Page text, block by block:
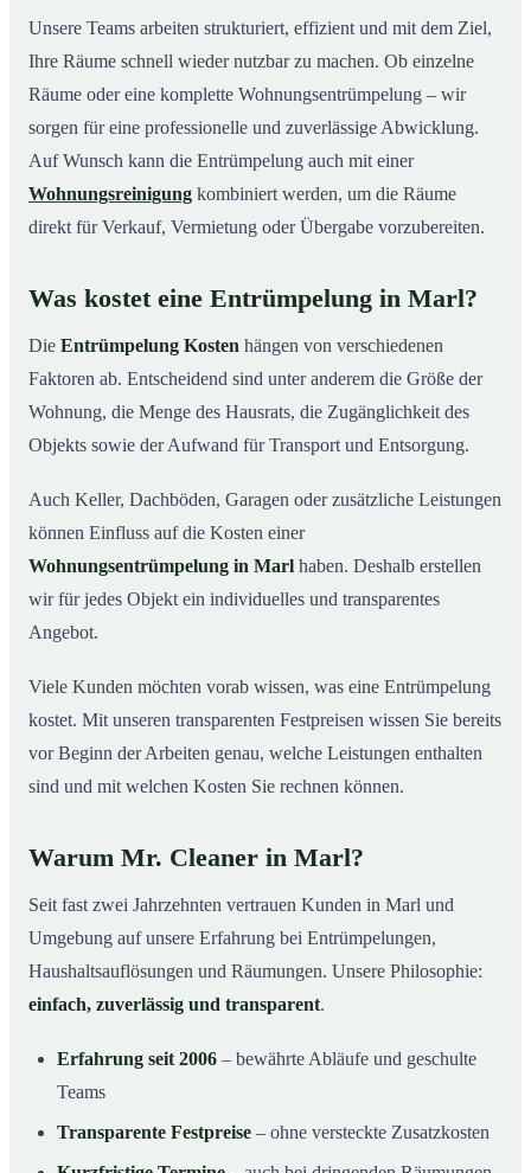
Unsere Teams arbeiten strukturiert, effizient und mit dem Ziel,
Ihre Räume schnell wieder nutzbar zu machen. Ob einzelne
Räume oder eine komplette Wohnungsentrümpelung – wir
sorgen für eine professionelle und zuverlässige Abwicklung.
Auf Wunsch kann die Entrümpelung auch mit einer
Wohnungsreinigung kombiniert werden, um die Räume
direkt für Verkauf, Vermietung oder Übergabe vorzubereiten.
Was kostet eine Entrümpelung in Marl?
Die Entrümpelung Kosten hängen von verschiedenen
Faktoren ab. Entscheidend sind unter anderem die Größe der
Wohnung, die Menge des Hausrats, die Zugänglichkeit des
Objekts sowie der Aufwand für Transport und Entsorgung.
Auch Keller, Dachböden, Garagen oder zusätzliche Leistungen
können Einfluss auf die Kosten einer
Wohnungsentrümpelung in Marl haben. Deshalb erstellen
wir für jedes Objekt ein individuelles und transparentes
Angebot.
Viele Kunden möchten vorab wissen, was eine Entrümpelung
kostet. Mit unseren transparenten Festpreisen wissen Sie bereits
vor Beginn der Arbeiten genau, welche Leistungen enthalten
sind und mit welchen Kosten Sie rechnen können.
Warum Mr. Cleaner in Marl?
Seit fast zwei Jahrzehnten vertrauen Kunden in Marl und
Umgebung auf unsere Erfahrung bei Entrümpelungen,
Haushaltsauflösungen und Räumungen. Unsere Philosophie:
einfach, zuverlässig und transparent.
Erfahrung seit 2006 – bewährte Abläufe und geschulte
Teams
Transparente Festpreise – ohne versteckte Zusatzkosten